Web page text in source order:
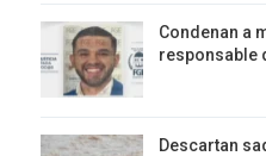
Condenan a
responsable
Descartan